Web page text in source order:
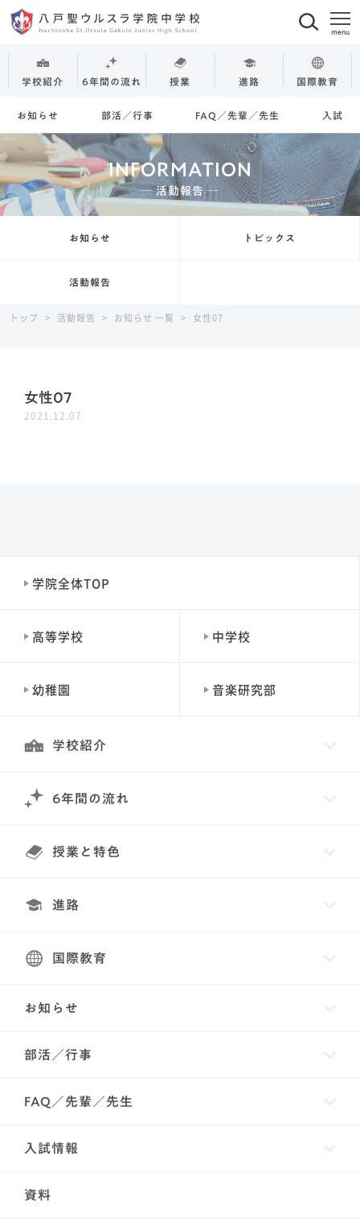
学校紹介 6年間の流れ 授業 進路 国際教育
お知らせ 部活／行事 FAQ／先輩／先生 入試
INFORMATION
─ 活動報告 ─
お知らせ トピックス
活動報告
トップ > 活動報告 > お知らせ 一覧 > 女性07
女性07
2021.12.07
学院全体TOP
高等学校 中学校
幼稚園 音楽研究部
学校紹介
6年間の流れ
授業と特色
進路
国際教育
お知らせ
部活／行事
FAQ／先輩／先生
入試情報
資料